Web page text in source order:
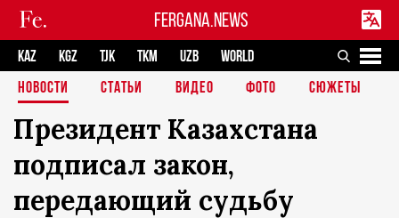
FERGANA.NEWS
KAZ KGZ TJK TKM UZB
WORLD
НОВОСТИ
СТАТЬИ ВИДЕО ФОТО СЮЖЕТЫ
Президент Казахстана
подписал закон,
передающий судьбу